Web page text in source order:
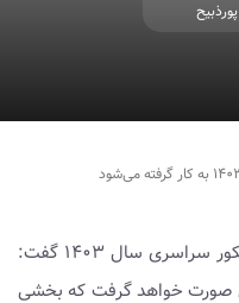
پورذبیح
عبدالرسول پورعباس درباره تغییرات کنکور سراسری سال ۱۴۰۳ گفت:
تغییرات مهمی صورت خواهد گرفت که بخشی